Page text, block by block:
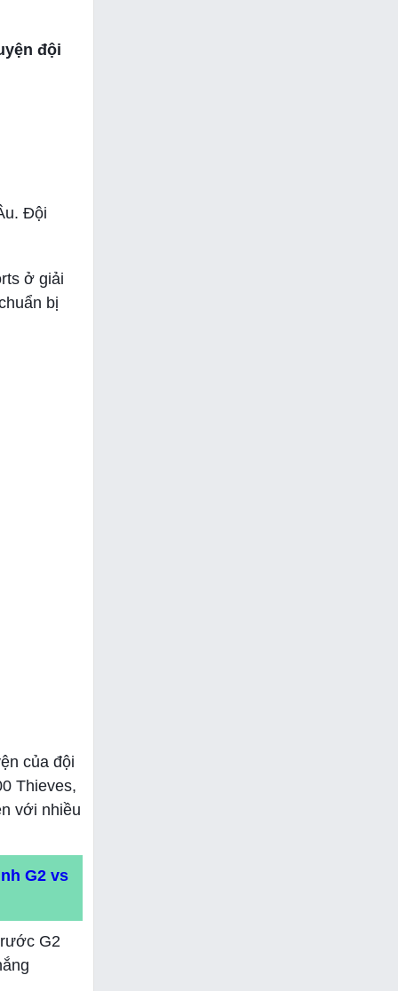
đội
Đội
ở giải
bị
của đội
Thieves,
với nhiều
G2 vs
G2